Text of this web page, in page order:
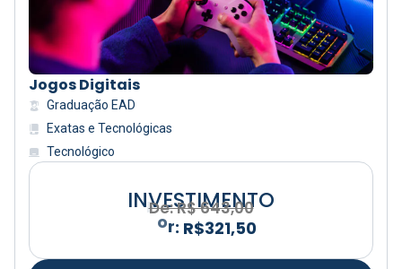
Jogos Digitais
Graduação EAD
Exatas e Tecnológicas
Tecnológico
INVESTIMENTO
De: R$ 643,00
R$32
1,50